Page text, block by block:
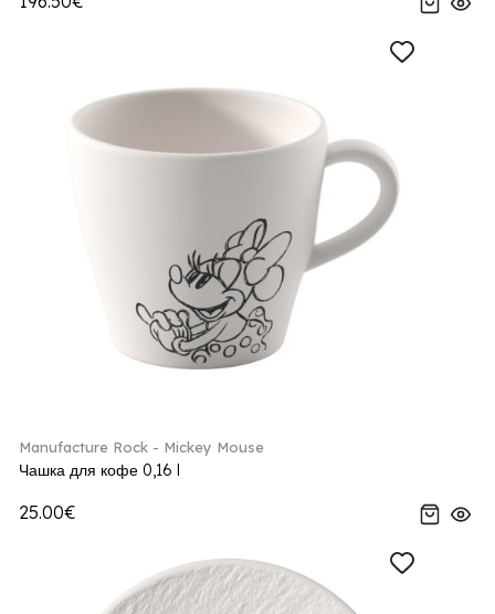
Manufacture Rock - Mickey Mouse
Чашка для кофе 0,16 l
25.00€